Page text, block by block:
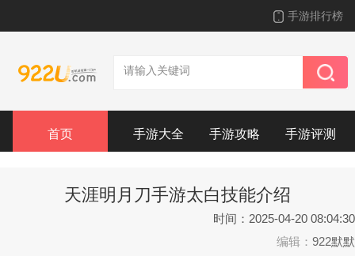
手游排行榜
首页 手游大全 手游攻略 手游评测
天涯明月刀手游太白技能介绍
时间：2025-04-20 08:04:30
编辑： 922默默